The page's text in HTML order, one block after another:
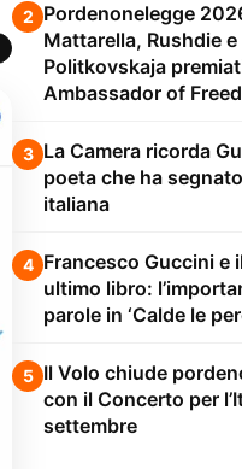
2 Pordenonelegge
Mattarella, Rushdie e
Politkovskaja
Ambassador of
3 La Camera ricorda
poeta che ha
italiana
4 Francesco Guccini e
ultimo libro:
parole in ‘Calde le
5 Il Volo chiude
con il Concerto per
settembre